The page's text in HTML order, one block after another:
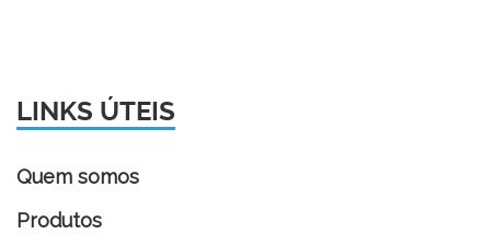
LINKS ÚTEIS
Quem somos
Produtos